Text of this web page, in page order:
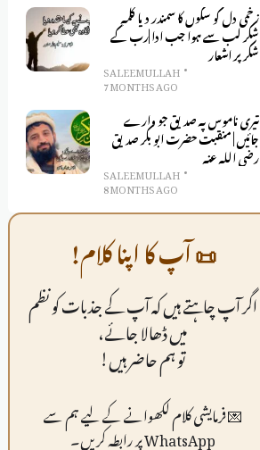
زخمی دل کو سکوں کا سمندر دیا کلمہِ
شکر لب سے ہوا جب ادا |رب کے
شکر پر اشعار
SALEEM ULLAH
7 MONTHS AGO
تیری ناموس پہ صدیق جو وارے
جائیں | منقبت حضرت ابو بکر صدیق
رضی اللہ عنہ
SALEEM ULLAH
8 MONTHS AGO
📜 آپ کا اپنا کلام!
اگر آپ چاہتے ہیں کہ آپ کے جذبات کو نظم
میں ڈھالا جائے،
تو ہم حاضر ہیں!
💌 فرمايشی کلام لکھوانے کے لیے ہم سے
WhatsApp پر رابطہ کریں۔